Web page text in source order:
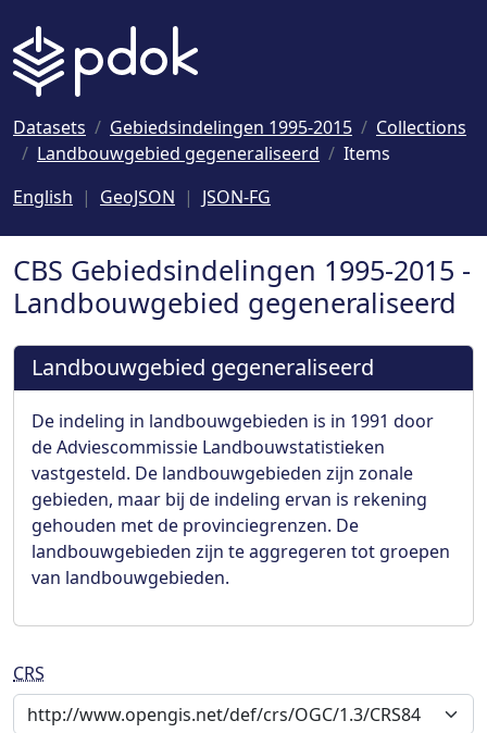
Datasets Gebiedsindelingen 1995-2015
Collections
Landbouwgebied gegeneraliseerd
Items
English
GeoJSON JSON-FG
CBS Gebiedsindelingen 1995-2015 -
Landbouwgebied gegeneraliseerd
Landbouwgebied gegeneraliseerd
De indeling in landbouwgebieden is in 1991 door
de Adviescommissie Landbouwstatistieken
vastgesteld. De landbouwgebieden zijn zonale
gebieden, maar bij de indeling ervan is rekening
gehouden met de provinciegrenzen. De
landbouwgebieden zijn te aggregeren tot groepen
van landbouwgebieden.
CRS